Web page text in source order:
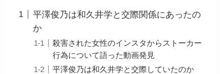
平澤俊乃は和久井学と交際関係にあったの
か
殺害された女性のインスタからストーカー
行為について語った動画発見
平澤俊乃は和久井学と交際していたのか